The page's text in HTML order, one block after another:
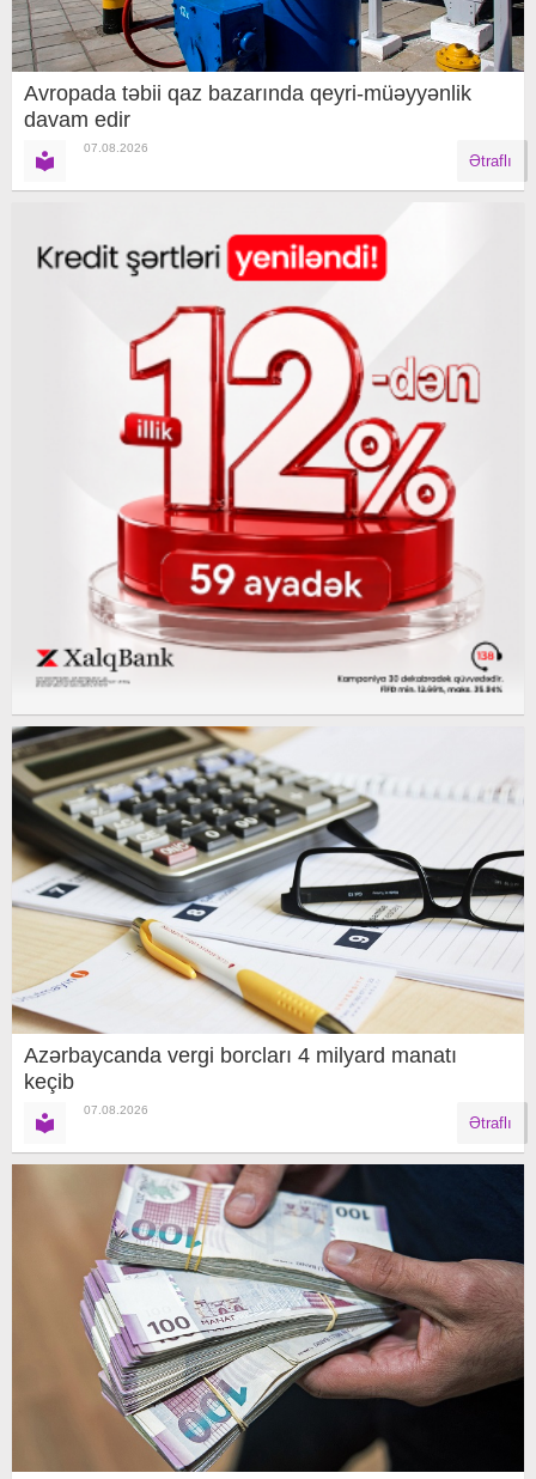
Avropada təbii qaz bazarında qeyri-müəyyənlik
davam edir
07.08.2026
Ətraflı
Azərbaycanda vergi borcları 4 milyard manatı
keçib
07.08.2026
Ətraflı